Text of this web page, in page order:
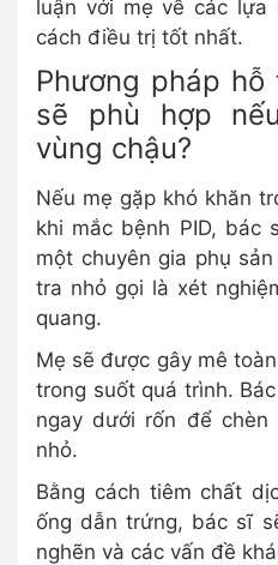
luận với mẹ về các
cách điều trị tốt nhất.
Phương pháp
sẽ phù hợp
vùng chậu?
Nếu mẹ gặp khó khăn
khi mắc bệnh PID, bác
một chuyên gia phụ
tra nhỏ gọi là xét
quang.
Mẹ sẽ được gây mê
trong suốt quá trình.
ngay dưới rốn để
nhỏ.
Bằng cách tiêm chất
ống dẫn trứng, bác sĩ
nghẽn và các vấn đề